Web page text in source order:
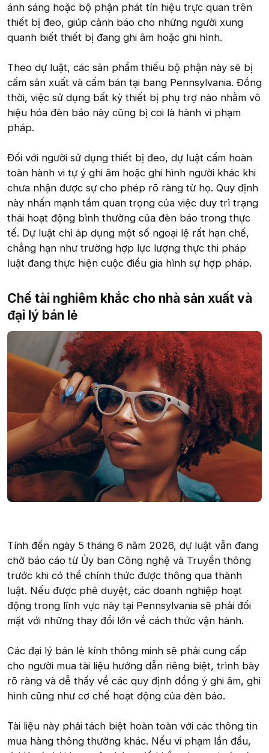
ánh sáng hoặc bộ phận phát tín hiệu trực quan trên
thiết bị đeo, giúp cảnh báo cho những người xung
quanh biết thiết bị đang ghi âm hoặc ghi hình.
Theo dự luật, các sản phẩm thiếu bộ phận này sẽ bị
cấm sản xuất và cấm bán tại bang Pennsylvania. Đồng
thời, việc sử dụng bất kỳ thiết bị phụ trợ nào nhằm vô
hiệu hóa đèn báo này cũng bị coi là hành vi phạm
pháp.
Đối với người sử dụng thiết bị đeo, dự luật cấm hoàn
toàn hành vi tự ý ghi âm hoặc ghi hình người khác khi
chưa nhận được sự cho phép rõ ràng từ họ. Quy định
này nhấn mạnh tầm quan trọng của việc duy trì trạng
thái hoạt động bình thường của đèn báo trong thực
tế. Dự luật chỉ áp dụng một số ngoại lệ rất hạn chế,
chẳng hạn như trường hợp lực lượng thực thi pháp
luật đang thực hiện cuộc điều gia hình sự hợp pháp.
Chế tài nghiêm khắc cho nhà sản xuất và
đại lý bán lẻ​
Tính đến ngày 5 tháng 6 năm 2026, dự luật vẫn đang
chờ báo cáo từ Ủy ban Công nghệ và Truyền thông
trước khi có thể chính thức được thông qua thành
luật. Nếu được phê duyệt, các doanh nghiệp hoạt
động trong lĩnh vực này tại Pennsylvania sẽ phải đối
mặt với những thay đổi lớn về cách thức vận hành.
Các đại lý bán lẻ kính thông minh sẽ phải cung cấp
cho người mua tài liệu hướng dẫn riêng biệt, trình bày
rõ ràng và dễ thấy về các quy định đồng ý ghi âm, ghi
hình cũng như cơ chế hoạt động của đèn báo.
Tài liệu này phải tách biệt hoàn toàn với các thông tin
mua hàng thông thường khác. Nếu vi phạm lần đầu,